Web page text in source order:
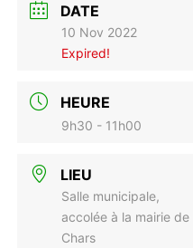
DATE
10 Nov 2022
Expired!
HEURE
9h30 - 11h00
LIEU
Salle municipale,
accolée à la mairie de
Chars